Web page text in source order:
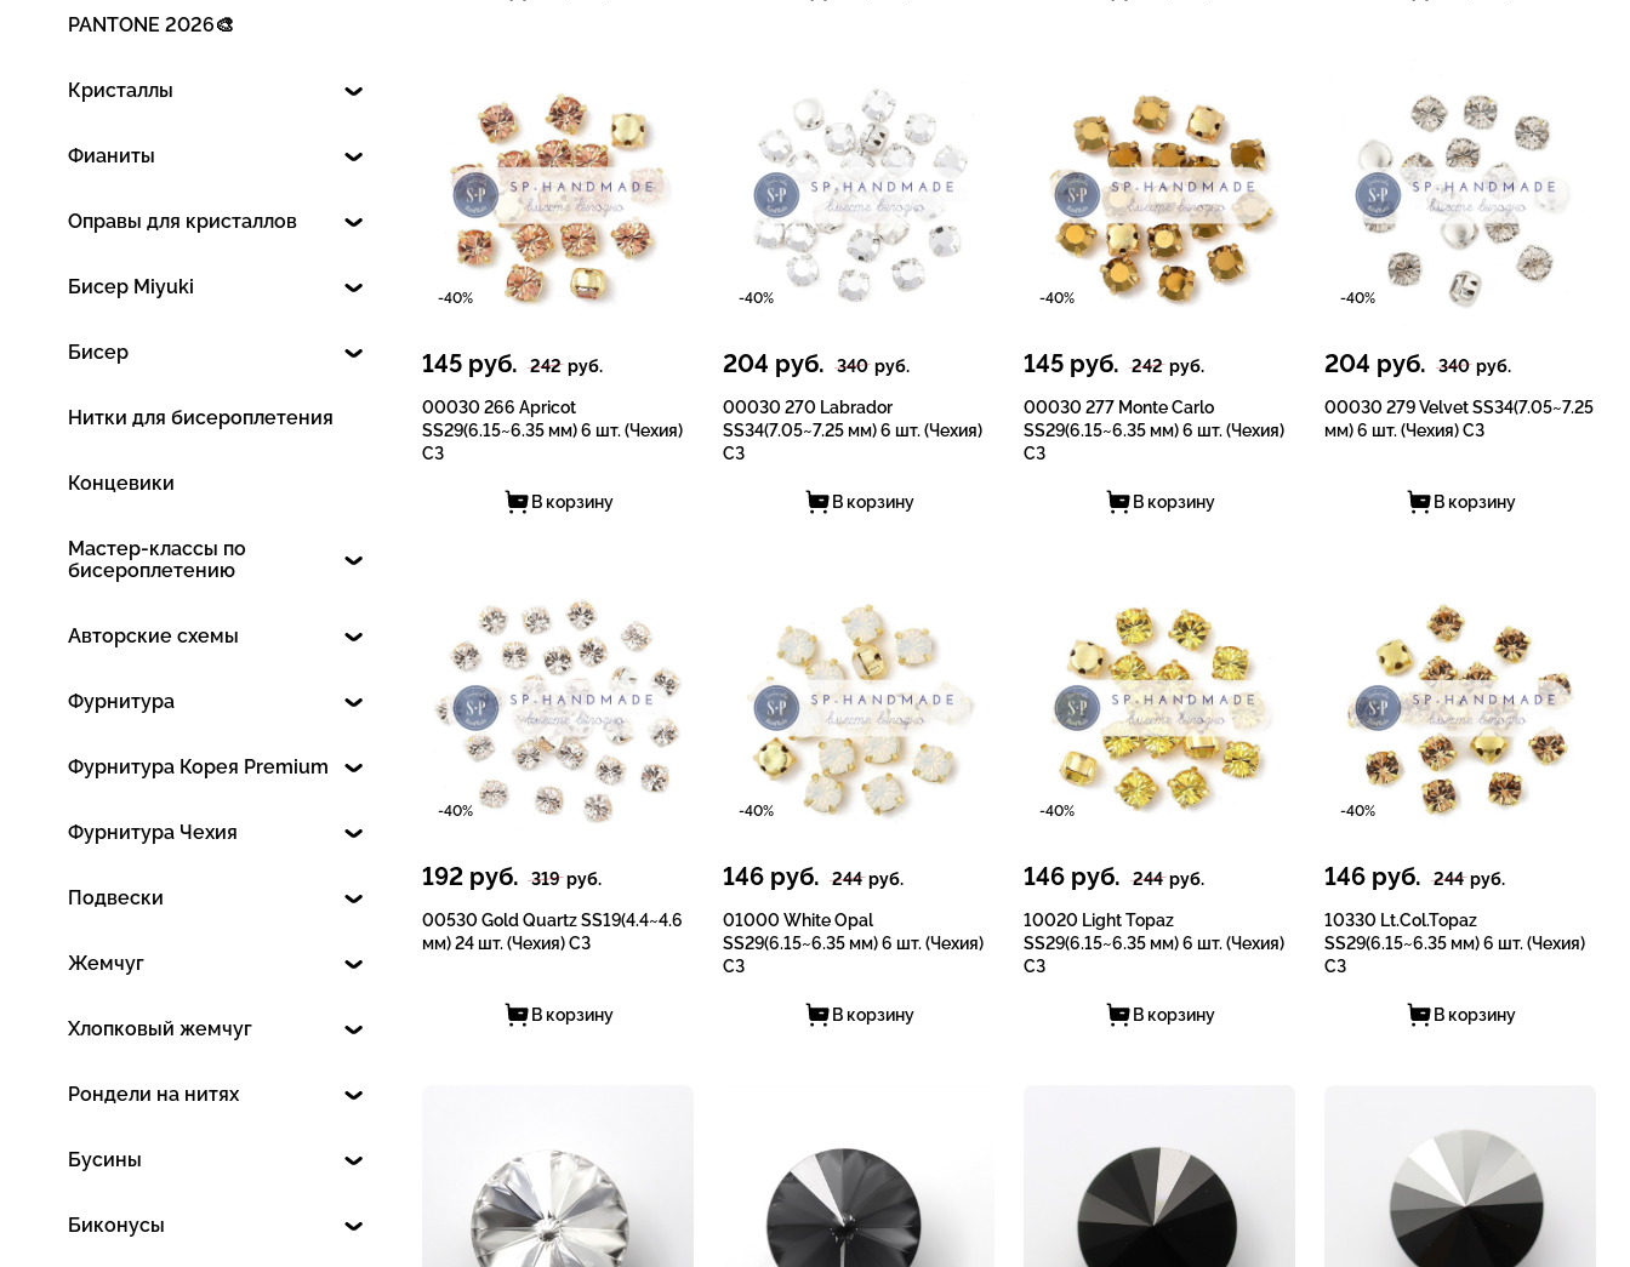
PANTONE 2026🎨
Кристаллы
Фианиты
Оправы для кристаллов
Бисер Miyuki
Бисер
Нитки для бисероплетения
Концевики
Мастер-классы по
бисероплетению
Авторские схемы
Фурнитура
Фурнитура Корея Premium
Фурнитура Чехия
Подвески
Жемчуг
Хлопковый жемчуг
Рондели на нитях
Бусины
Биконусы
-40%
145 руб. 242 руб.
00030 266 Apricot
SS29(6.15~6.35 мм) 6 шт. (Чехия)
СЗ
В корзину
-40%
204 руб. 340 руб.
00030 270 Labrador
SS34(7.05~7.25 мм) 6 шт. (Чехия)
СЗ
В корзину
-40%
145 руб. 242 руб.
00030 277 Monte Carlo
SS29(6.15~6.35 мм) 6 шт. (Чехия)
СЗ
В корзину
-40%
204 руб. 340 руб.
00030 279 Velvet SS34(7.05~7.25
мм) 6 шт. (Чехия) СЗ
В корзину
-40%
192 руб. 319руб.
00530 Gold Quartz SS19(4.4~4.6
мм) 24 шт. (Чехия) СЗ
В корзину
-40%
146 руб. 244руб.
01000 White Opal
SS29(6.15~6.35 мм) 6 шт. (Чехия)
СЗ
В корзину
-40%
146 руб. 244руб.
10020 Light Topaz
SS29(6.15~6.35 мм) 6 шт. (Чехия)
СЗ
В корзину
-40%
146 руб. 244руб.
10330 Lt.Col.Topaz
SS29(6.15~6.35 мм) 6 шт. (Чехия)
СЗ
В корзину